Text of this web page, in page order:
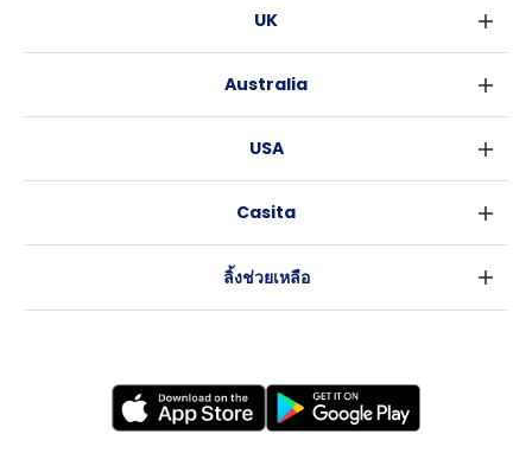
UK
เอดินเบอระ
ลีดส์
โคเวนทรี
เลสเตอร์
Australia
บริสเบน
อะเดลายด์
USA
แอตแลนตา
Casita
ลิ้งช่วยเหลือ